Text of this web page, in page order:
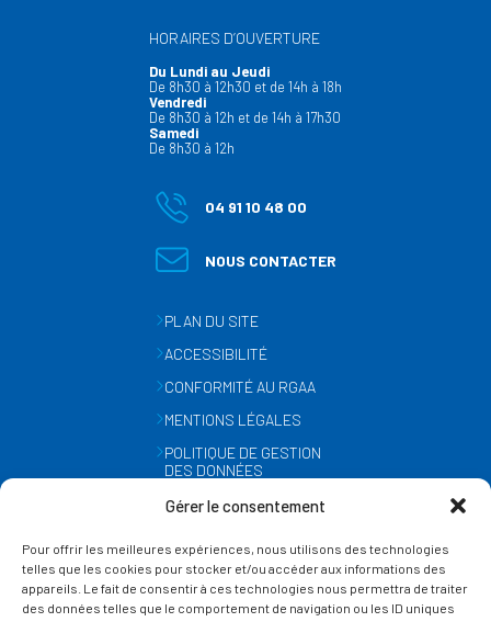
Gérer le consentement
Pour offrir les meilleures expériences, nous utilisons des technologies
telles que les cookies pour stocker et/ou accéder aux informations des
appareils. Le fait de consentir à ces technologies nous permettra de traiter
des données telles que le comportement de navigation ou les ID uniques
HORAIRES D’OUVERTURE
Du Lundi au Jeudi
De 8h30 à 12h30 et de 14h à 18h
Vendredi
De 8h30 à 12h et de 14h à 17h30
Samedi
De 8h30 à 12h
04 91 10 48 00
NOUS CONTACTER
PLAN DU SITE
ACCESSIBILITÉ
CONFORMITÉ AU RGAA
MENTIONS LÉGALES
POLITIQUE DE GESTION
DES DONNÉES
GESTION DES COOKIES